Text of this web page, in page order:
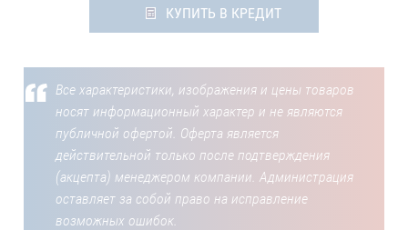
КУПИТЬ В КРЕДИТ
Все характеристики, изображения и цены товаров
носят информационный характер и не являются
публичной офертой. Оферта является
действительной только после подтверждения
(акцепта) менеджером компании. Администрация
оставляет за собой право на исправление
возможных ошибок.